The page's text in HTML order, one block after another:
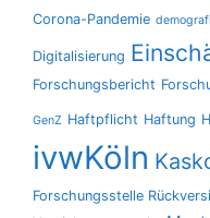
Corona-Pandemie
Digitalisierung
Forschungsbericht
GenZ Haftpflicht Haftung
ivwKöln
Forschungsstelle